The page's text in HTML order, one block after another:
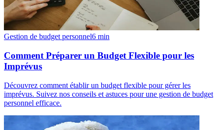
Gestion de budget personnel6 min
Comment Préparer un Budget Flexible pour les
Imprévus
Découvrez comment établir un budget flexible pour gérer les
imprévus. Suivez nos conseils et astuces pour une gestion de budget
personnel efficace.